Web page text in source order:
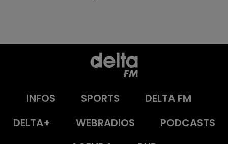
INFOS SPORTS
DELTA FM
DELTA+
WEBRADIOS
PODCASTS